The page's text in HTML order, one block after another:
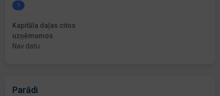
1
Kapitāla daļas citos
uzņēmumos
Nav datu
Parādi